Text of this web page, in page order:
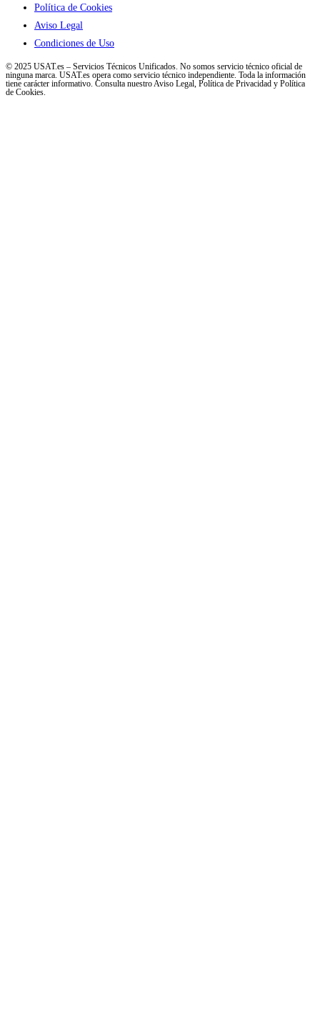
Política de Cookies
Aviso Legal
Condiciones de Uso
© 2025 USAT.es – Servicios Técnicos Unificados. No somos servicio técnico oficial de
ninguna marca. USAT.es opera como servicio técnico independiente. Toda la información
tiene carácter informativo. Consulta nuestro Aviso Legal, Política de Privacidad y Política
de Cookies.